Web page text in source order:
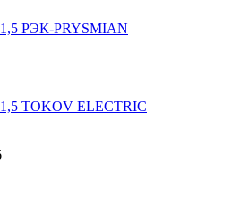
РЭК-PRYSMIAN
TOKOV ELECTRIC